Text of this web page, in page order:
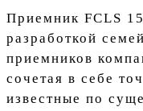
Приемник FCLS
разработкой
приемников
сочетая в себе
известные по